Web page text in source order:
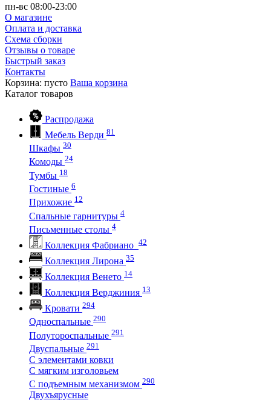
пн-вс 08:00-23:00
О магазине
Оплата и доставка
Схема сборки
Отзывы о товаре
Быстрый заказ
Контакты
Корзина: пусто Ваша корзина
Каталог товаров
Распродажа
Мебель Верди 81
Шкафы 30
Комоды 24
Тумбы 18
Гостиные 6
Прихожие 12
Спальные гарнитуры 4
Письменные столы 4
Коллекция Фабриано 42
Коллекция Лирона 35
Коллекция Венето 14
Коллекция Верджиния 13
Кровати 294
Односпальные 290
Полутороспальные 291
Двуспальные 291
С элементами ковки
С мягким изголовьем
С подъемным механизмом 290
Двухъярусные